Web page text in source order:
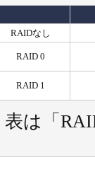
RAIDなし
RAID 0
RAID 1
表は「